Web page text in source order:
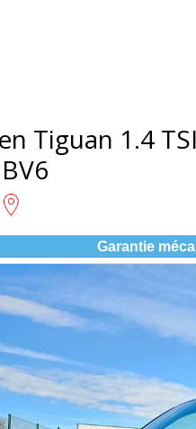
Tiguan 1.4
Garantie